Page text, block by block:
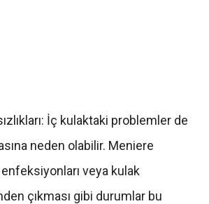
İç kulaktaki problemler de
neden olabilir. Meniere
enfeksiyonları veya kulak
çıkması gibi durumlar bu